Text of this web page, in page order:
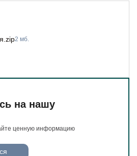
2 мб.
на нашу
ценную информацию